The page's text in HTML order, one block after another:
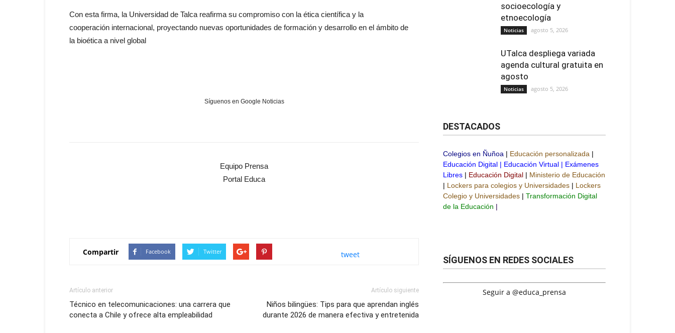
Con esta firma, la Universidad de Talca reafirma su compromiso con la ética científica y la
cooperación internacional, proyectando nuevas oportunidades de formación y desarrollo en el ámbito de
la bioética a nivel global
Síguenos en Google Noticias
Equipo Prensa
Portal Educa
Compartir Facebook Twitter tweet
Artículo anterior
Técnico en telecomunicaciones: una carrera que
conecta a Chile y ofrece alta empleabilidad
Artículo siguiente
Niños bilingües: Tips para que aprendan inglés
durante 2026 de manera efectiva y entretenida
socioecología y
etnoecología
Noticias agosto 5, 2026
UTalca despliega variada
agenda cultural gratuita en
agosto
Noticias agosto 5, 2026
DESTACADOS
Colegios en Ñuñoa | Educación personalizada |
Educación Digital | Educación Virtual | Exámenes
Libres | Educación Digital | Ministerio de Educación
| Lockers para colegios y Universidades | Lockers
Colegio y Universidades | Transformación Digital
de la Educación |
SÍGUENOS EN REDES SOCIALES
Seguir a @educa_prensa